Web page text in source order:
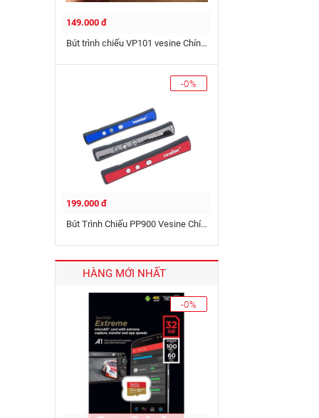
149.000 đ
Bút trình chiếu VP101 vesine Chính Hãng
-0%
199.000 đ
Bút Trình Chiếu PP900 Vesine Chính Hãng
HÀNG MỚI NHẤT
-0%